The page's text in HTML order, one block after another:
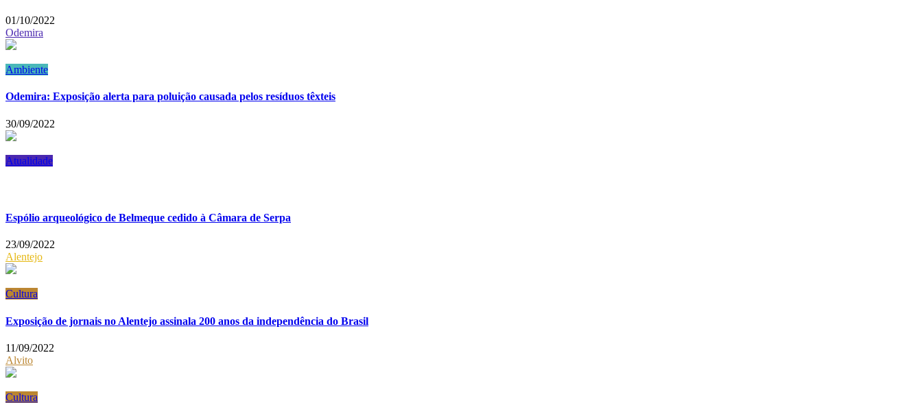
01/10/2022
Odemira
Ambiente
Odemira: Exposição alerta para poluição causada pelos resíduos têxteis
30/09/2022
Atualidade
Espólio arqueológico de Belmeque cedido à Câmara de Serpa
23/09/2022
Alentejo
Cultura
Exposição de jornais no Alentejo assinala 200 anos da independência do Brasil
11/09/2022
Alvito
Cultura